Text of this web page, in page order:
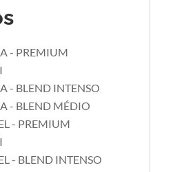
- PREMIUM
- BLEND INTENSO
- BLEND MÉDIO
- PREMIUM
- BLEND INTENSO